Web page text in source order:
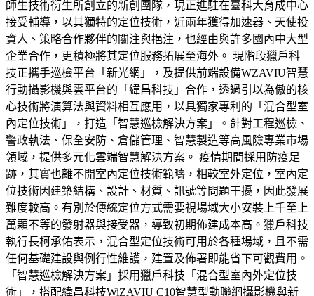
師生技術衍生所創立的新創團隊，現正進駐在臺科大育成中心
接受輔導，以其獨特的定位技術，近兩年獲得加速器、天使投
資人、策略合作夥伴的關注與挹注，也經由與許多國內中大型
企業合作，更積極將其定位服務拓展至海外。 現階段獵戶科
技正攜手巡檢平台「新光網」，及提供前端設備WZAVIU智慧
行動攝影機與雲平台的「緯昌科技」合作，透過引以為傲的核
心技術將演算法與資料相互應用，以具獨家專利的「混合型室
內定位技術」，打造「智慧巡檢解決方案」。針對工程巡檢、
警政執法、保全安防、倉儲管理、智慧製造等高風險專業市場
領域，提供多元化雲端智慧解決方案。 疫情期間採用防疫足
跡，其實也離不開室內定位技術範疇，相較室外定位，室內定
位技術因建築結構、設計、材質、訊號等問題干擾，因此發展
難度較高。有別於傳統定位方式需要視場域大小安裝上千至上
萬顆不等的發射器與接受器，導致初期佈建成本高。獵戶科技
執行長柯承佑表示，混合型定位技術可用於各種場域，且不需
任何基礎建設與例行性維護，建置及佈署即能省下可觀費用。
「智慧巡檢解決方案」採用獵戶科技「混合型室內外定位技
術」，搭配緯昌科技WiZAVIU C10智慧型動聯網攝影機與新